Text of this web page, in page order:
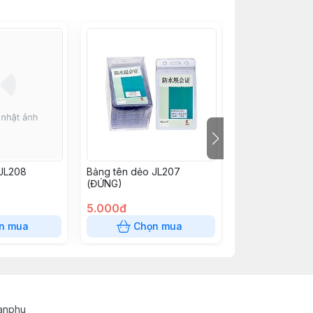
mua
Bảng tên dẻo JL207
(ĐỨNG)
5.000đ
Chọn mua